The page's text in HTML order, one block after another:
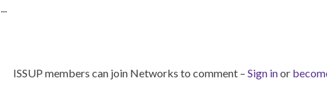
...
ISSUP members can join Networks to comment – Sign inor